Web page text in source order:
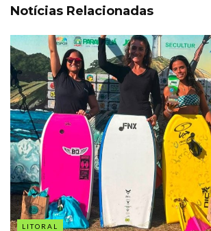
Notícias Relacionadas
LITORAL